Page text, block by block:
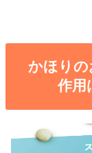
かほりの
作用